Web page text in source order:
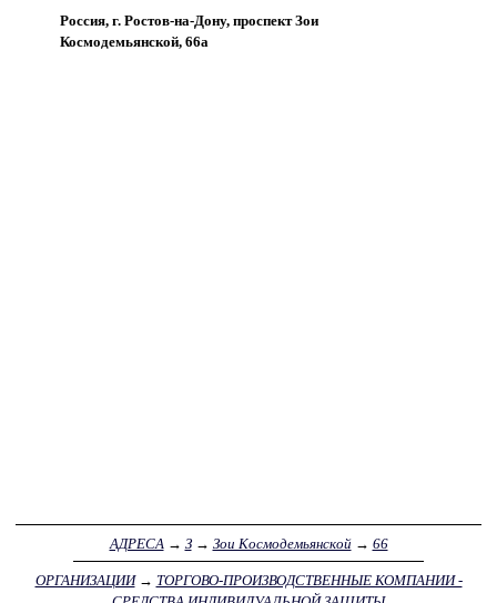
Россия, г. Ростов-на-Дону, проспект Зои
Космодемьянской, 66а
АДРЕСА → З→ Зои Космодемьянской→ 66
ОРГАНИЗАЦИИ→ ТОРГОВО-ПРОИЗВОДСТВЕННЫЕ КОМПАНИИ -